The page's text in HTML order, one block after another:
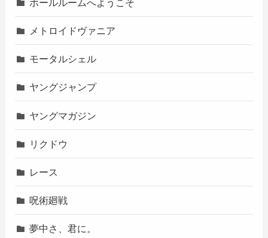
ボールルームへようこそ
メトロイドヴァニア
モータルシェル
ヤングジャンプ
ヤングマガジン
リクドウ
レース
呪術廻戦
夢中さ、君に。